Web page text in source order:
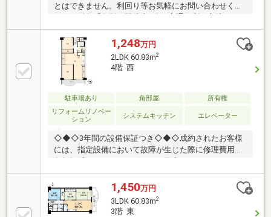
とはできません。利回り等お気軽にお問い合わせくだ
す。
1,248万円
2LDK 60.83m2
4階 西
駐車場あり 角部屋
所有権
リフォームリノベー
ション
システムキッチン エレベーター
◇◆◇3年間の設備保証つき◇◆◇成約されたお客様
には、指定設備において故障が生じた際に修理費用の
仲介会社を介さず、弊社から直接ご購入された場合に
適用※保証内容の制限・保証限度額の設定あり◆◇◆
設備トラブルの問い合わせを24時間受付対応！◆◇◆
成約されたお客様には、突発的な設備トラブルに対応
1,450万円
3LDK 60.83m2
3階 東